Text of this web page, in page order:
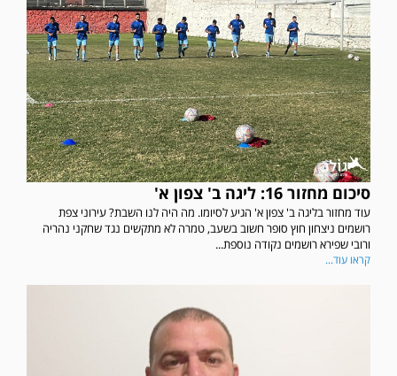
סיכום מחזור 16: ליגה ב' צפון א'
עוד מחזור בליגה ב' צפון א' הגיע לסיומו. מה היה לנו השבת? עירוני צפת
רושמים ניצחון חוץ סופר חשוב בשעב, טמרה לא מתקשים נגד שחקני נהריה
ורובי שפירא רושמים נקודה נוספת...
קראו עוד...